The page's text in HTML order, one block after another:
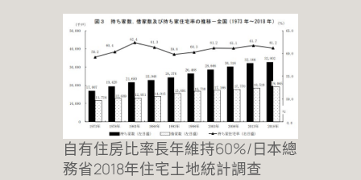
自有住房比率長年維持60%/日本總
務省2018年住宅土地統計調查